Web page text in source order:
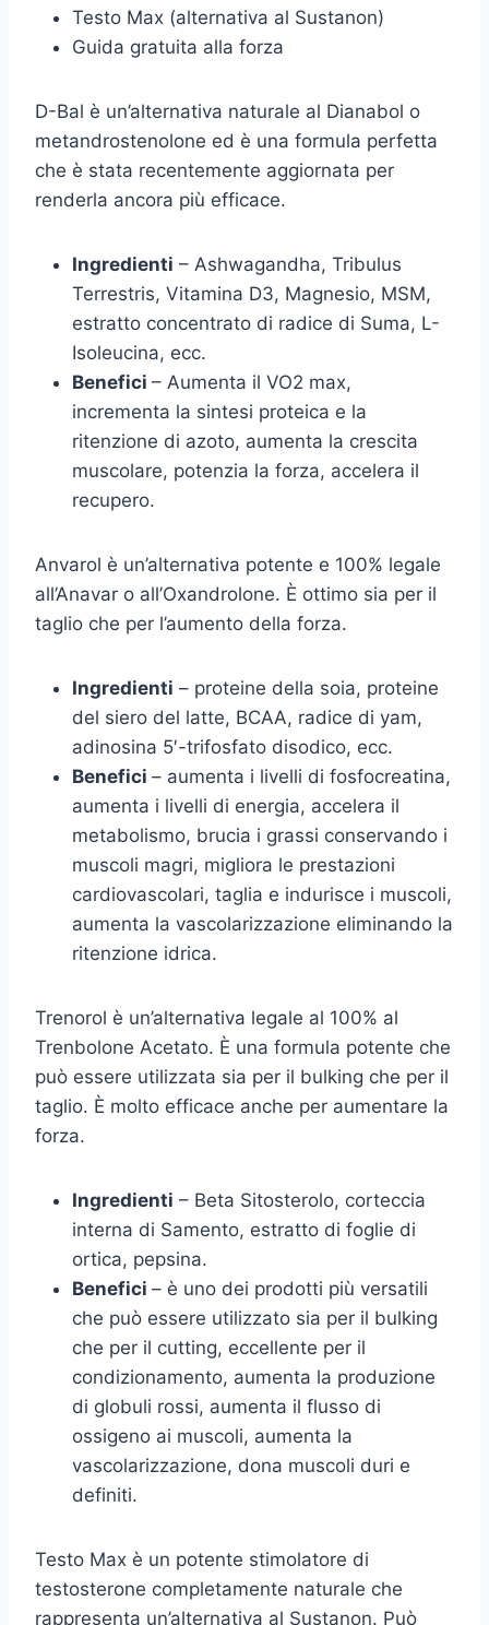
Testo Max (alternativa al Sustanon)
Guida gratuita alla forza
D-Bal è un’alternativa naturale al Dianabol o
metandrostenolone ed è una formula perfetta
che è stata recentemente aggiornata per
renderla ancora più efficace.
Ingredienti – Ashwagandha, Tribulus
Terrestris, Vitamina D3, Magnesio, MSM,
estratto concentrato di radice di Suma, L-
Isoleucina, ecc.
Benefici – Aumenta il VO2 max,
incrementa la sintesi proteica e la
ritenzione di azoto, aumenta la crescita
muscolare, potenzia la forza, accelera il
recupero.
Anvarol è un’alternativa potente e 100% legale
all’Anavar o all’Oxandrolone. È ottimo sia per il
taglio che per l’aumento della forza.
Ingredienti – proteine della soia, proteine
del siero del latte, BCAA, radice di yam,
adinosina 5′-trifosfato disodico, ecc.
Benefici – aumenta i livelli di fosfocreatina,
aumenta i livelli di energia, accelera il
metabolismo, brucia i grassi conservando i
muscoli magri, migliora le prestazioni
cardiovascolari, taglia e indurisce i muscoli,
aumenta la vascolarizzazione eliminando la
ritenzione idrica.
Trenorol è un’alternativa legale al 100% al
Trenbolone Acetato. È una formula potente che
può essere utilizzata sia per il bulking che per il
taglio. È molto efficace anche per aumentare la
forza.
Ingredienti – Beta Sitosterolo, corteccia
interna di Samento, estratto di foglie di
ortica, pepsina.
Benefici – è uno dei prodotti più versatili
che può essere utilizzato sia per il bulking
che per il cutting, eccellente per il
condizionamento, aumenta la produzione
di globuli rossi, aumenta il flusso di
ossigeno ai muscoli, aumenta la
vascolarizzazione, dona muscoli duri e
definiti.
Testo Max è un potente stimolatore di
testosterone completamente naturale che
rappresenta un’alternativa al Sustanon. Può